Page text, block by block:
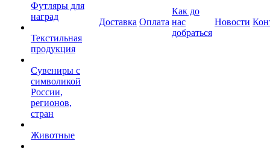
Футляры для
наград
Текстильная
продукция
Сувениры с
символикой
России,
регионов,
стран
Животные
Доставка Оплата
Как до
нас
добраться
Новости